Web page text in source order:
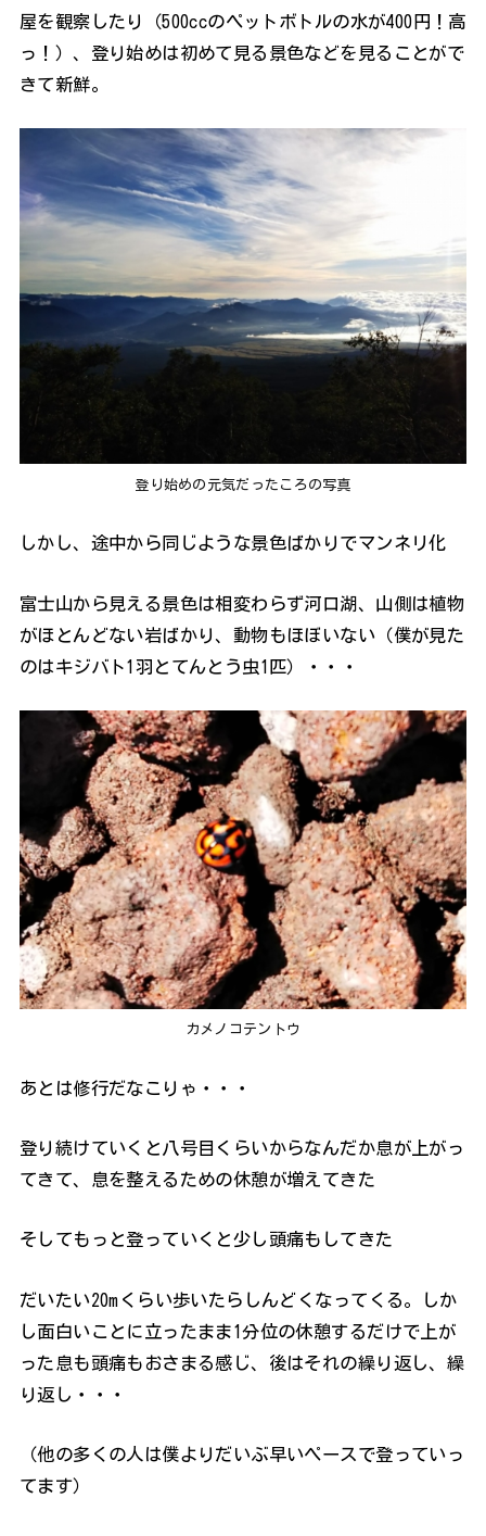
屋を観察したり（500ccのペットボトルの水が400円！高
っ！）、登り始めは初めて見る景色などを見ることがで
きて新鮮。
登り始めの元気だったころの写真
しかし、途中から同じような景色ばかりでマンネリ化
富士山から見える景色は相変わらず河口湖、山側は植物
がほとんどない岩ばかり、動物もほぼいない（僕が見た
のはキジバト1羽とてんとう虫1匹）・・・
カメノコテントウ
あとは修行だなこりゃ・・・
登り続けていくと八号目くらいからなんだか息が上がっ
てきて、息を整えるための休憩が増えてきた
そしてもっと登っていくと少し頭痛もしてきた
だいたい20mくらい歩いたらしんどくなってくる。しか
し面白いことに立ったまま1分位の休憩するだけで上が
った息も頭痛もおさまる感じ、後はそれの繰り返し、繰
り返し・・・
（他の多くの人は僕よりだいぶ早いペースで登っていっ
てます）